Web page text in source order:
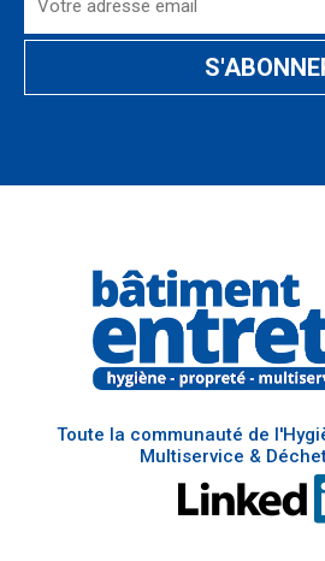
Toute la communauté de
Multiservice &